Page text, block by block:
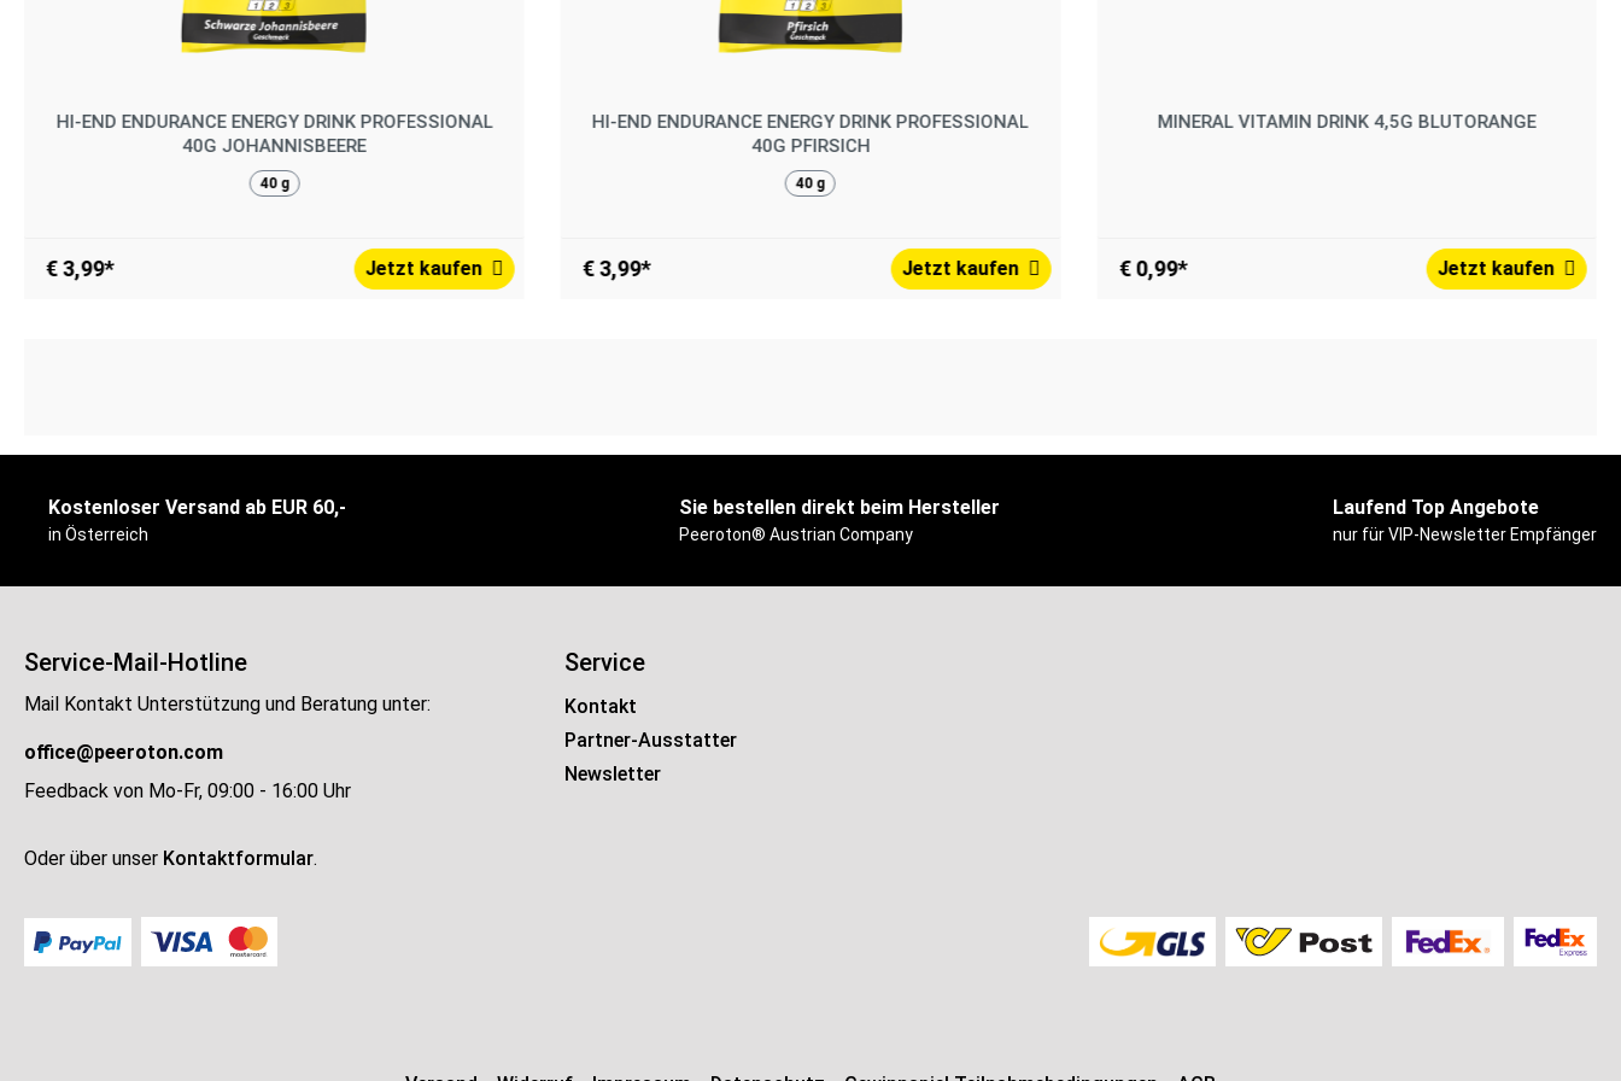
HI-END ENDURANCE ENERGY DRINK PROFESSIONAL
40G JOHANNISBEERE
40 g
€ 3,99* Jetzt kaufen
HI-END ENDURANCE ENERGY DRINK PROFESSIONAL
40G PFIRSICH
40 g
€ 3,99* Jetzt kaufen
MINERAL VITAMIN DRINK 4,5G BLUTORANGE
€ 0,99* Jetzt kaufen
Kostenloser Versand ab EUR 60,-
in Österreich
Sie bestellen direkt beim Hersteller
Peeroton® Austrian Company
Laufend Top Angebote
nur für VIP-Newsletter Empfänger
Service-Mail-Hotline
Mail Kontakt Unterstützung und Beratung unter:
office@peeroton.com
Feedback von Mo-Fr, 09:00 - 16:00 Uhr
Oder über unser Kontaktformular.
Service
Kontakt
Partner-Ausstatter
Newsletter